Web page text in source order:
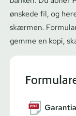
ønskede fil, og
skærmen.
gemme en kopi,